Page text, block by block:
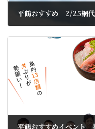
平鶴おすすめ 2/25網代
平鶴おすすめイベント